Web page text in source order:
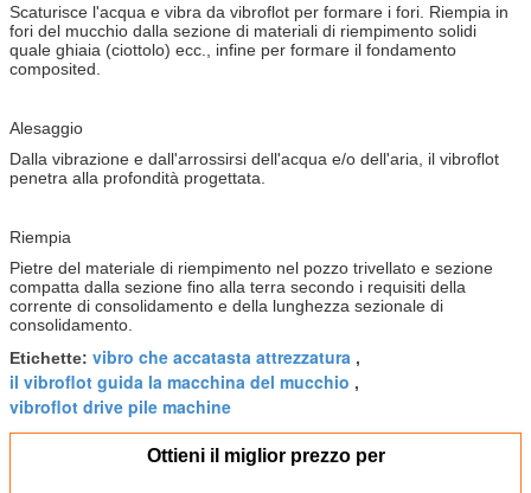
Scaturisce l'acqua e vibra da vibroflot per formare i fori. Riempia in
fori del mucchio dalla sezione di materiali di riempimento solidi
quale ghiaia (ciottolo) ecc., infine per formare il fondamento
composited.
Alesaggio
Dalla vibrazione e dall'arrossirsi dell'acqua e/o dell'aria, il vibroflot
penetra alla profondità progettata.
Riempia
Pietre del materiale di riempimento nel pozzo trivellato e sezione
compatta dalla sezione fino alla terra secondo i requisiti della
corrente di consolidamento e della lunghezza sezionale di
consolidamento.
Etichette: vibro che accatasta attrezzatura ,
il vibroflot guida la macchina del mucchio ,
vibroflot drive pile machine
Ottieni il miglior prezzo per